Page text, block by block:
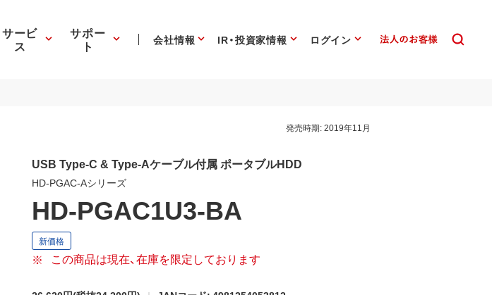
サービ
ス
サポー
ト 会社情報 IR・投資家情報 ログイン
発売時期:2019年11月
USB Type-C & Type-Aケーブル付属 ポータブルHDD
HD-PGAC-Aシリーズ
HD-PGAC1U3-BA
この商品は現在、在庫を限定しております